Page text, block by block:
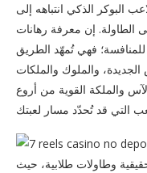
البوكر الذكي انتباهه إلى
الطاولة. إن معرفة رهانات
فهي تُمهّد الطريق
والملوك والملكات
والملكة القوية من أروع
وطاولات طلابية، حيث